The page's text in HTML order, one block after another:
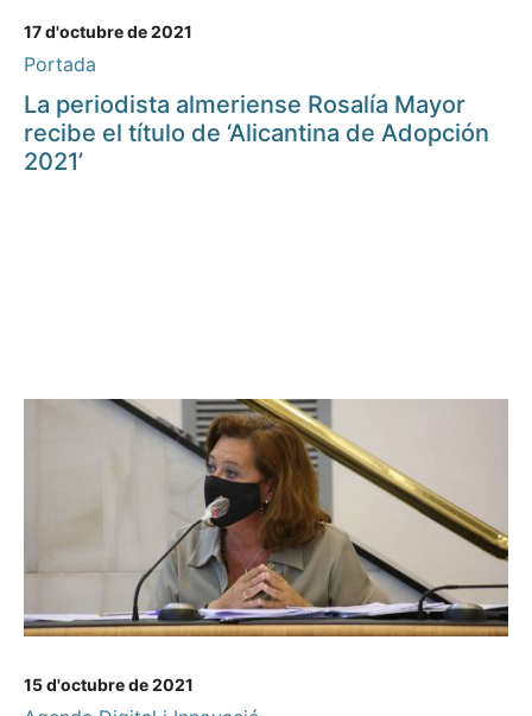
17 d'octubre de 2021
Portada
La periodista almeriense Rosalía Mayor
recibe el título de ‘Alicantina de Adopción
2021’
15 d'octubre de 2021